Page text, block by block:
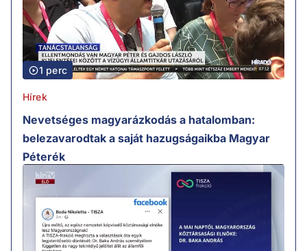
1 perc
Hírek
Nevetséges magyarázkodás a hatalomban:
belezavarodtak a saját hazugságaikba Magyar
Péterék